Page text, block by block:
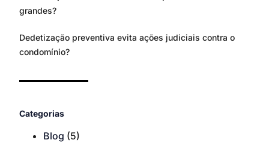
grandes?
Dedetização preventiva evita ações judiciais contra o
condomínio?
Categorias
Blog (5)